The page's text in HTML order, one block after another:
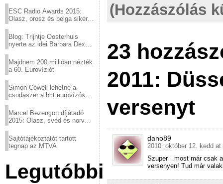
ESC Radio Awards 2015:
Olasz, orosz és belga siker,
Blog: Trijntje Oosterhuis
nyerte az idei Barbara Dex
Majdnem 200 millióan nézték
a 60. Eurovíziót
Simon Cowell lehetne a
csodaszer a brit eurovízós
Marcel Bezençon díjátadó
2015: Olasz, svéd és norvég
Sajtótájékoztatót tartott
tegnap az MTVA
Legutóbbi
(Hozzászólás
23
2011:
versenyt
dano89
2010. október 12. kedd at
Szuper…most már csak
versenyen! Tud már